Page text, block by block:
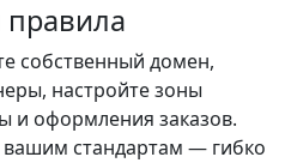
собственный домен,
настройте зоны
и оформления заказов.
стандартам — гибко